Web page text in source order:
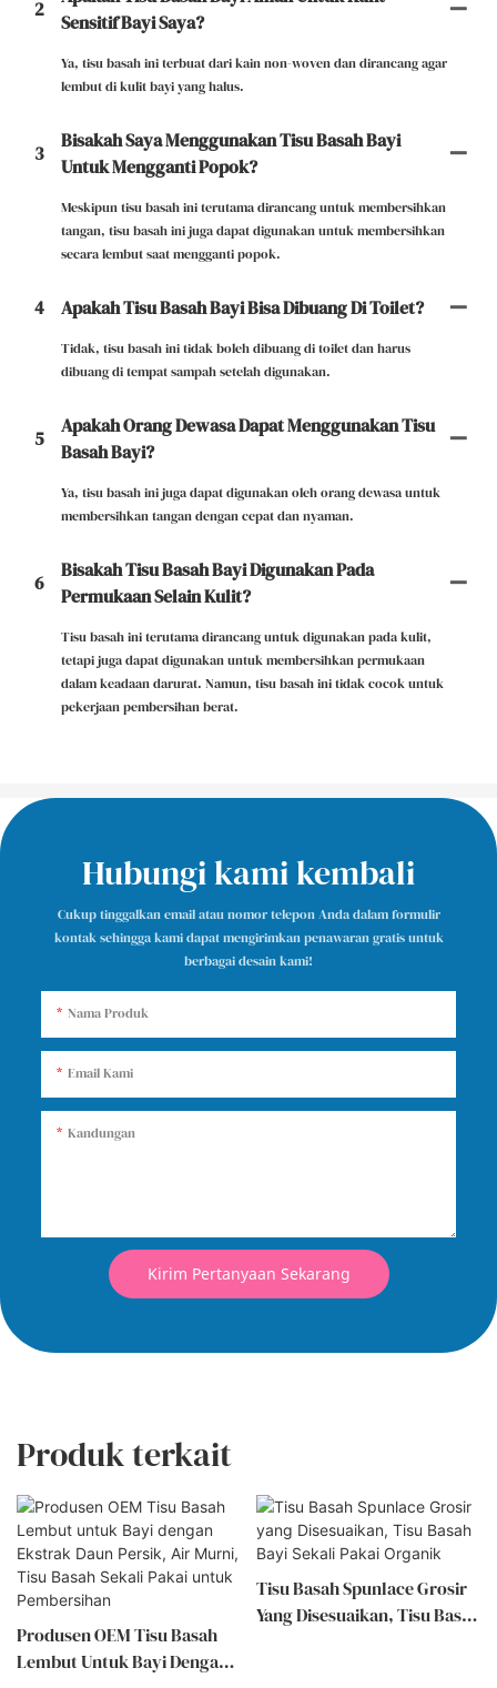
2
Sensitif Bayi Saya?
Ya, tisu basah ini terbuat dari kain non-woven dan dirancang agar
lembut di kulit bayi yang halus.
3
Bisakah Saya Menggunakan Tisu Basah Bayi
Untuk Mengganti Popok?
Meskipun tisu basah ini terutama dirancang untuk membersihkan
tangan, tisu basah ini juga dapat digunakan untuk membersihkan
secara lembut saat mengganti popok.
4 Apakah Tisu Basah Bayi Bisa Dibuang Di Toilet?
Tidak, tisu basah ini tidak boleh dibuang di toilet dan harus
dibuang di tempat sampah setelah digunakan.
5
Apakah Orang Dewasa Dapat Menggunakan Tisu
Basah Bayi?
Ya, tisu basah ini juga dapat digunakan oleh orang dewasa untuk
membersihkan tangan dengan cepat dan nyaman.
6
Bisakah Tisu Basah Bayi Digunakan Pada
Permukaan Selain Kulit?
Tisu basah ini terutama dirancang untuk digunakan pada kulit,
tetapi juga dapat digunakan untuk membersihkan permukaan
dalam keadaan darurat. Namun, tisu basah ini tidak cocok untuk
pekerjaan pembersihan berat.
Hubungi kami kembali
Cukup tinggalkan email atau nomor telepon Anda dalam formulir
kontak sehingga kami dapat mengirimkan penawaran gratis untuk
berbagai desain kami!
Nama Produk
Email Kami
Kandungan
Kirim Pertanyaan Sekarang
Produk terkait
Produsen OEM Tisu Basah
Lembut Untuk Bayi Dengan
Tisu Basah Spunlace Grosir
Yang Disesuaikan, Tisu Basah